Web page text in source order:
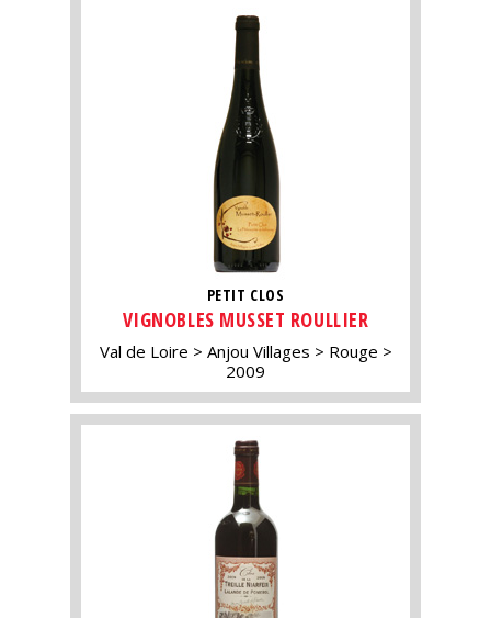
PETIT CLOS
VIGNOBLES MUSSET ROULLIER
Val de Loire Anjou Villages
Rouge
2009